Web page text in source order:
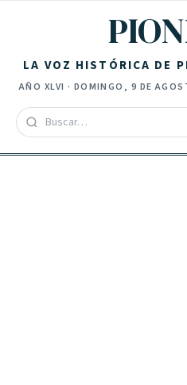
LA VOZ HISTÓRICA DE
AÑO XLVI · DOMINGO, 9 DE